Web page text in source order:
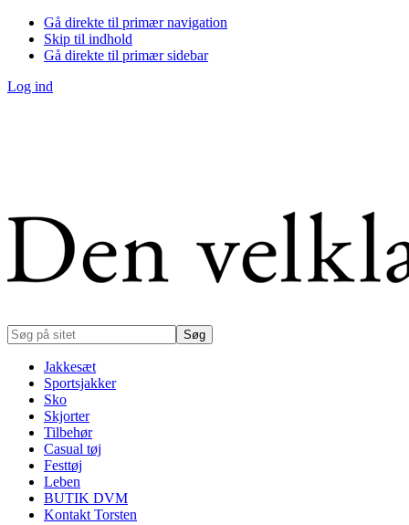
Gå direkte til primær navigation
Skip til indhold
Gå direkte til primær sidebar
Log ind
Søg
på
Jakkesæt
Sportsjakker
Sko
Skjorter
Tilbehør
Casual tøj
Festtøj
Leben
BUTIK DVM
Kontakt Torsten